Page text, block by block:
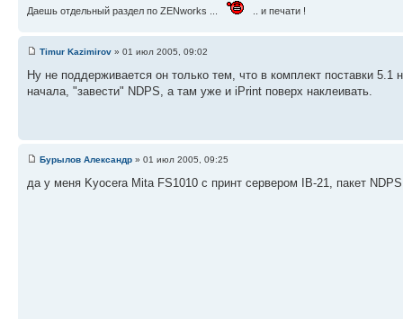
Даешь отдельный раздел по ZENworks ... .. и печати !
Timur Kazimirov » 01 июл 2005, 09:02
Ну не поддерживается он только тем, что в комплект поставки
начала, "завести" NDPS, а там уже и iPrint поверх наклеивать.
Бурылов Александр » 01 июл 2005, 09:25
да у меня Kyocera Mita FS1010 с принт сервером IB-21, пакет